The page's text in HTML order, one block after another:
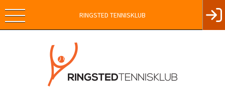
RINGSTED TENNISKLUB